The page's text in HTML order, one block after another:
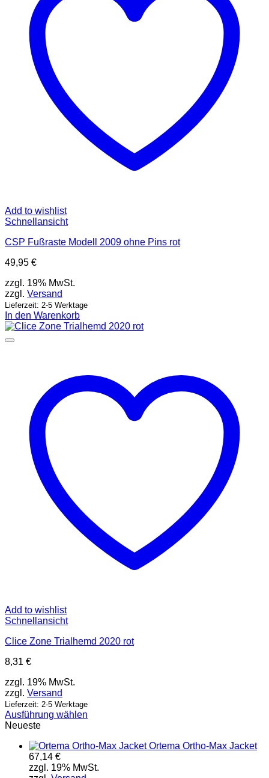
Optionen
können
Produktseite
gewählt
werden
Add to wishlist
Schnellansicht
CSP Fußraste Modell 2009 ohne Pins rot
49,95 €
zzgl. 19% MwSt.
zzgl. Versand
Lieferzeit: 2-5 Werktage
In den Warenkorb
Add to wishlist
Schnellansicht
Clice Zone Trialhemd 2020 rot
8,31 €
zzgl. 19% MwSt.
zzgl. Versand
Lieferzeit: 2-5 Werktage
Ausführung wählen
Dieses
weist
mehrere
Varianten
Neueste
Ortema Ortho-Max Jacket
67,14 €
zzgl. 19% MwSt.